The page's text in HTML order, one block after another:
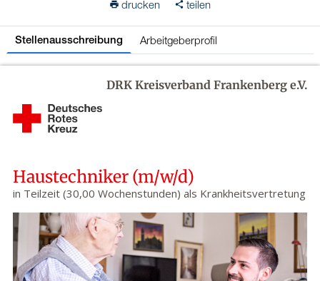
drucken teilen
Stellenausschreibung Arbeitgeberprofil